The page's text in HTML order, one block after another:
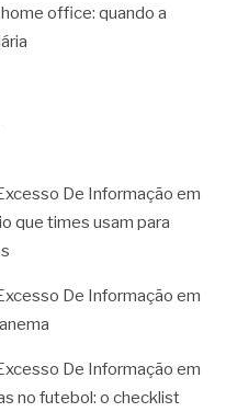
office: quando a
De Informação em
que times usam para
De Informação em
De Informação em
no futebol: o checklist